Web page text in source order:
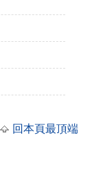
回本頁最頂端